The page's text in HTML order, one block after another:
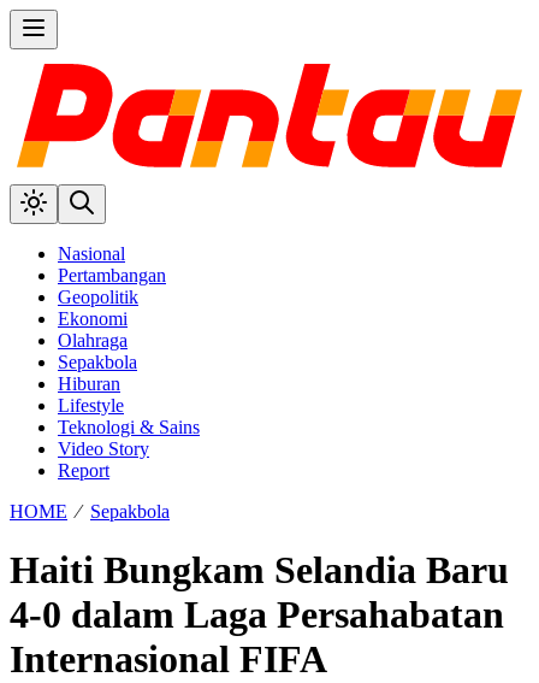
Nasional
Pertambangan
Geopolitik
Ekonomi
Olahraga
Sepakbola
Hiburan
Lifestyle
Teknologi & Sains
Video Story
Report
HOME ⁄ Sepakbola
Haiti Bungkam Selandia Baru
4-0 dalam Laga Persahabatan
Internasional FIFA